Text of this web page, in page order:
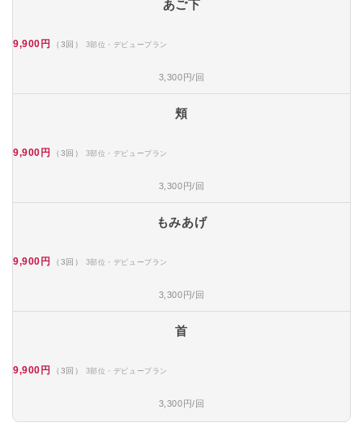
あご下
9,900円 （3回） 3部位・デビュープラン
3,300円/回
頬
9,900円 （3回） 3部位・デビュープラン
3,300円/回
もみあげ
9,900円 （3回） 3部位・デビュープラン
3,300円/回
首
9,900円 （3回） 3部位・デビュープラン
3,300円/回